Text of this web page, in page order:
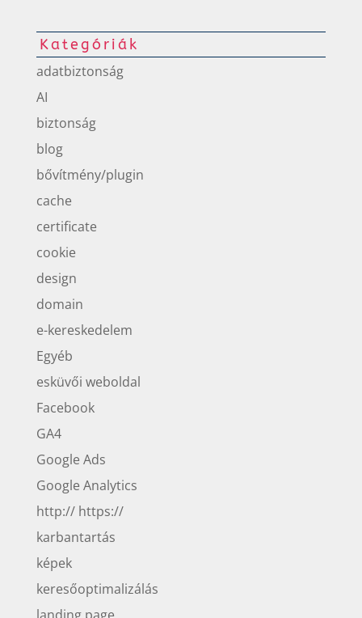
Kategóriák
adatbiztonság
AI
biztonság
blog
bővítmény/plugin
cache
certificate
cookie
design
domain
e-kereskedelem
Egyéb
esküvői weboldal
Facebook
GA4
Google Ads
Google Analytics
http:// https://
karbantartás
képek
keresőoptimalizálás